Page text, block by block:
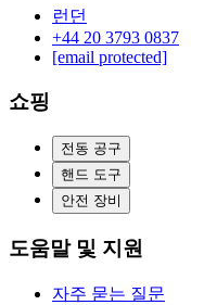
런던
‪+44 20 3793 0837‬
[email protected]
쇼핑
전동 공구
핸드 도구
안전 장비
도움말 및 지원
자주 묻는 질문